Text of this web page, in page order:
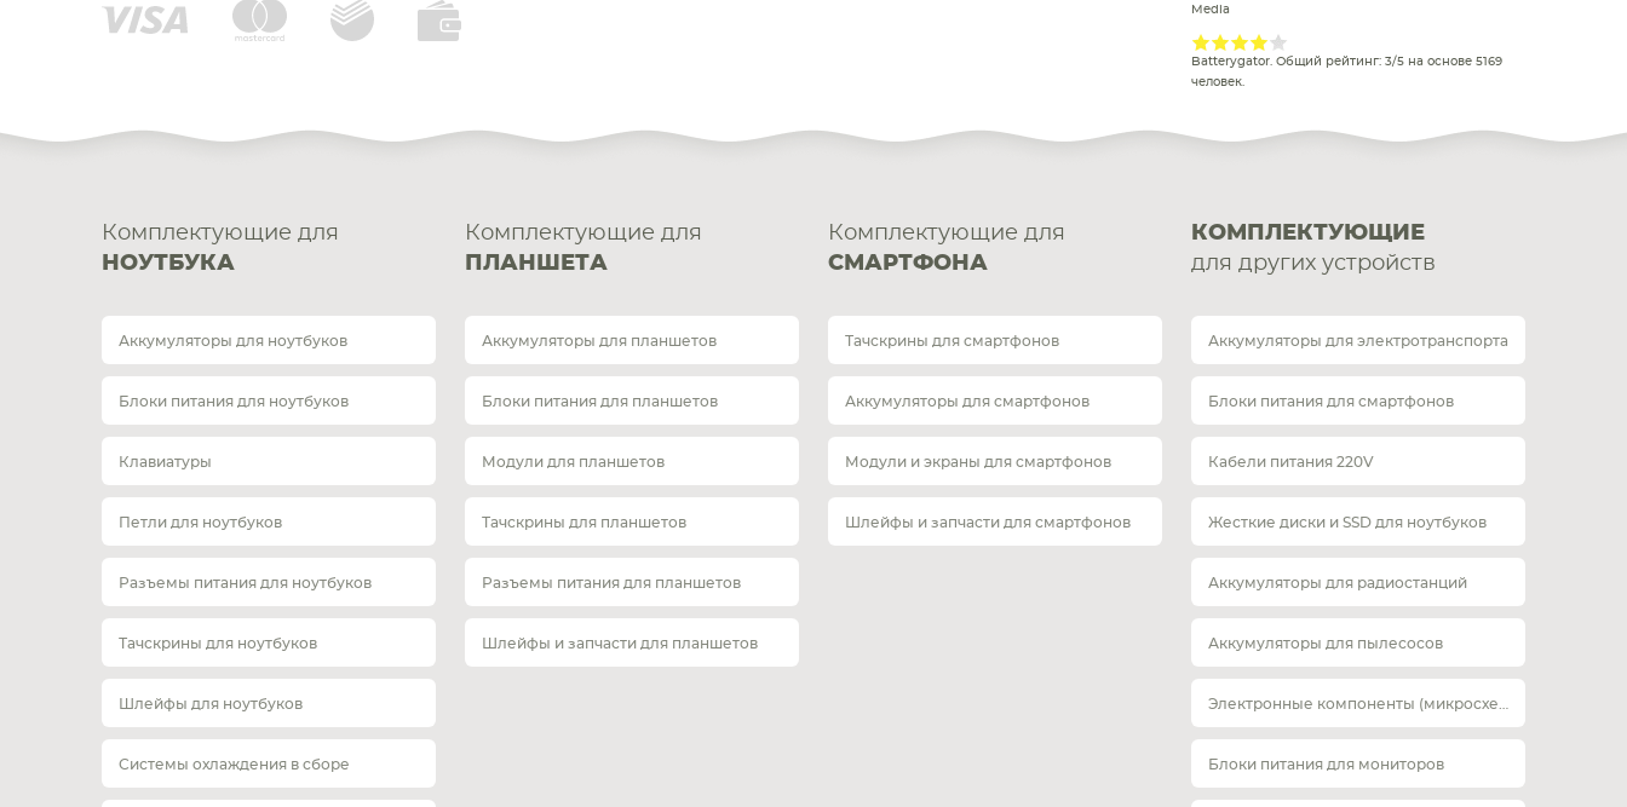
Media
Batterygator. Общий рейтинг: 3/5 на основе 5169
человек.
Комплектующие для
НОУТБУКА
Аккумуляторы для ноутбуков
Блоки питания для ноутбуков
Клавиатуры
Петли для ноутбуков
Разъемы питания для ноутбуков
Тачскрины для ноутбуков
Шлейфы для ноутбуков
Системы охлаждения в сборе
Комплектующие для
ПЛАНШЕТА
Аккумуляторы для планшетов
Блоки питания для планшетов
Модули для планшетов
Тачскрины для планшетов
Разъемы питания для планшетов
Шлейфы и запчасти для планшетов
Комплектующие для
СМАРТФОНА
Тачскрины для смартфонов
Аккумуляторы для смартфонов
Модули и экраны для смартфонов
Шлейфы и запчасти для смартфонов
КОМПЛЕКТУЮЩИЕ
для других устройств
Аккумуляторы для электротранспорта
Блоки питания для смартфонов
Кабели питания 220V
Жесткие диски и SSD для ноутбуков
Аккумуляторы для радиостанций
Аккумуляторы для пылесосов
Блоки питания для мониторов